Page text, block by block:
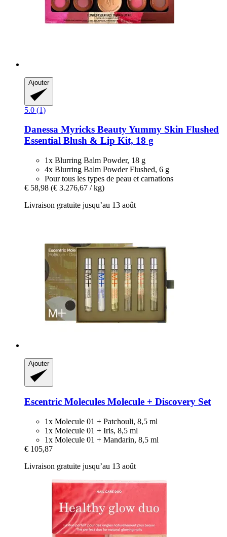
Ajouter
5.0 (1)
Danessa Myricks BeautyYummy Skin Flushed
Essential Blush & Lip Kit, 18 g
1x Blurring Balm Powder, 18 g
4x Blurring Balm Powder Flushed, 6 g
Pour tous les types de peau et carnations
€ 58,98 (€ 3.276,67 / kg)
Livraison gratuite jusqu’au 13 août
Ajouter
Escentric Molecules Molecule + Discovery Set
1x Molecule 01 + Patchouli, 8,5 ml
1x Molecule 01 + Iris, 8,5 ml
1x Molecule 01 + Mandarin, 8,5 ml
€ 105,87
Livraison gratuite jusqu’au 13 août